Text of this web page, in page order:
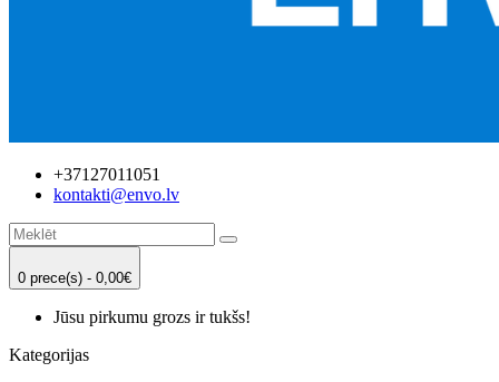
+37127011051
kontakti@envo.lv
0 prece(s) - 0,00€
Jūsu pirkumu grozs ir tukšs!
Kategorijas